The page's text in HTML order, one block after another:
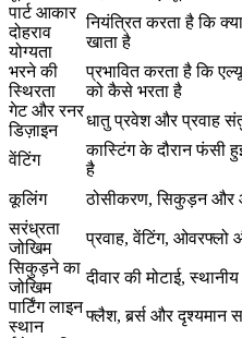
पार्ट आकार
दोहराव
योग्यता
नियंत्रित करता है कि
खाता है
भरने की
स्थिरता
प्रभावित करता है कि
को कैसे भरता है
गेट और रनर
डिज़ाइन
धातु प्रवेश और प्रवाह
वेंटिंग
कास्टिंग के दौरान फंसी
है
कूलिंग ठोसीकरण, सिकुड़न और
सरंध्रता
जोखिम
प्रवाह, वेंटिंग, ओवरफ्लो
सिकुड़ने का
जोखिम
दीवार की मोटाई,
पार्टिंग लाइन
स्थान
फ्लैश, बर्र्स और दृश्यमान